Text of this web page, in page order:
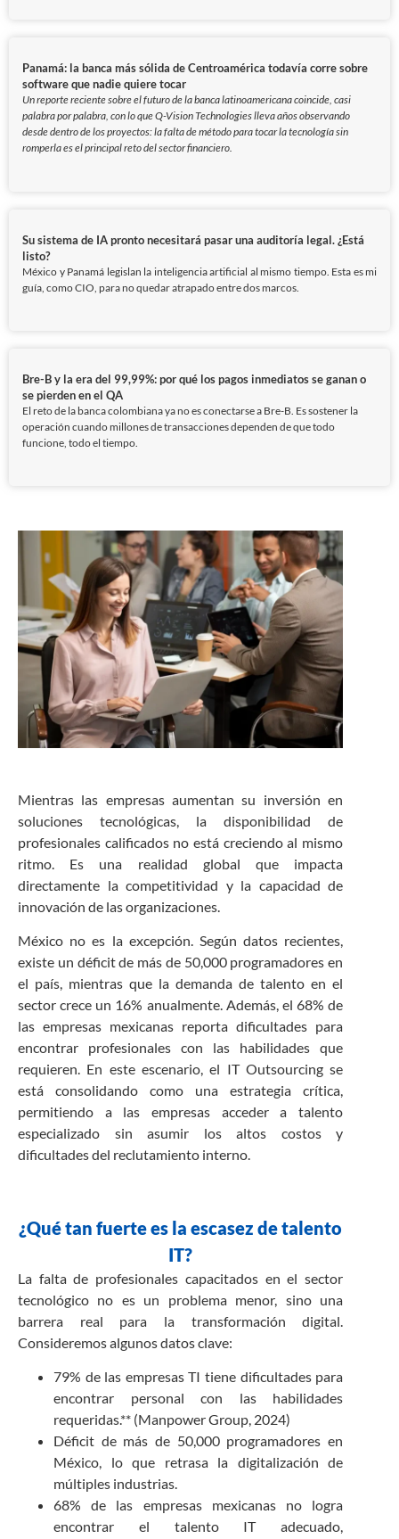
Panamá: la banca más sólida de Centroamérica todavía corre sobre
software que nadie quiere tocar
Un reporte reciente sobre el futuro de la banca latinoamericana coincide, casi
palabra por palabra, con lo que Q-Vision Technologies lleva años observando
desde dentro de los proyectos: la falta de método para tocar la tecnología sin
romperla es el principal reto del sector financiero.
Su sistema de IA pronto necesitará pasar una auditoría legal. ¿Está
listo?
México y Panamá legislan la inteligencia artificial al mismo tiempo. Esta es mi
guía, como CIO, para no quedar atrapado entre dos marcos.
Bre-B y la era del 99,99%: por qué los pagos inmediatos se ganan o
se pierden en el QA
El reto de la banca colombiana ya no es conectarse a Bre-B. Es sostener la
operación cuando millones de transacciones dependen de que todo
funcione, todo el tiempo.
Mientras las empresas aumentan su inversión en
soluciones tecnológicas, la disponibilidad de
profesionales calificados no está creciendo al mismo
ritmo. Es una realidad global que impacta
directamente la competitividad y la capacidad de
innovación de las organizaciones.
México no es la excepción. Según datos recientes,
existe un déficit de más de 50,000 programadores en
el país, mientras que la demanda de talento en el
sector crece un 16% anualmente. Además, el 68% de
las empresas mexicanas reporta dificultades para
encontrar profesionales con las habilidades que
requieren. En este escenario, el IT Outsourcing se
está consolidando como una estrategia crítica,
permitiendo a las empresas acceder a talento
especializado sin asumir los altos costos y
dificultades del reclutamiento interno.
¿Qué tan fuerte es la escasez de talento
IT?
La falta de profesionales capacitados en el sector
tecnológico no es un problema menor, sino una
barrera real para la transformación digital.
Consideremos algunos datos clave:
79% de las empresas TI tiene dificultades para
encontrar personal con las habilidades
requeridas.** (Manpower Group, 2024)
Déficit de más de 50,000 programadores en
México, lo que retrasa la digitalización de
múltiples industrias.
68% de las empresas mexicanas no logra
encontrar el talento IT adecuado,